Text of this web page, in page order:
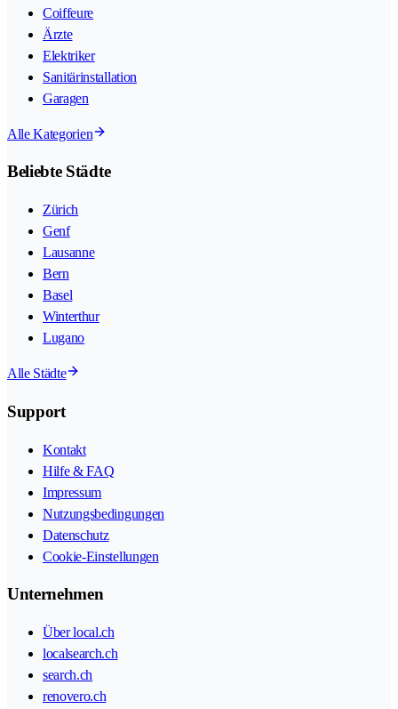
Coiffeure
Ärzte
Elektriker
Sanitärinstallation
Garagen
Alle Kategorien
Beliebte Städte
Zürich
Genf
Lausanne
Bern
Basel
Winterthur
Lugano
Alle Städte
Support
Kontakt
Hilfe & FAQ
Impressum
Nutzungsbedingungen
Datenschutz
Cookie-Einstellungen
Unternehmen
Über local.ch
localsearch.ch
search.ch
renovero.ch